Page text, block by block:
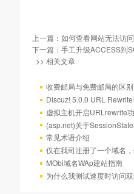
上一篇： 如何查看网站无法访
下一篇： 手工升级ACCESS到
>> 相关文章
收费邮局与免费邮局的区别
Discuz! 5.0.0 URL
虚拟主机开启URLrewrite
(asp.net)关于
常见术语介绍
仅在我司注册了一个域名
MObi域名WAp建站指南
为什么我测试速度时访问